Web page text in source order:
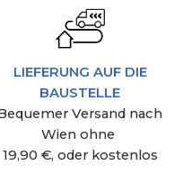
LIEFERUNG AUF DIE
BAUSTELLE
Versand nach
Wien ohne
19,90 €, oder kostenlos